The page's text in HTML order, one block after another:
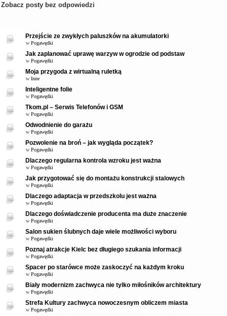
Zobacz posty bez odpowiedzi
Przejście ze zwykłych paluszków na akumulatorki
w Pogawędki
Jak zaplanować uprawę warzyw w ogrodzie od podstaw
w Pogawędki
Moja przygoda z wirtualną ruletką
w Inne
Inteligentne folie
w Pogawędki
Tkom.pl – Serwis Telefonów i GSM
w Pogawędki
Odwodnienie do garażu
w Pogawędki
Pozwolenie na broń – jak wygląda początek?
w Pogawędki
Dlaczego regularna kontrola wzroku jest ważna
w Pogawędki
Jak przygotować się do montażu konstrukcji stalowych
w Pogawędki
Dlaczego adaptacja w przedszkolu jest ważna
w Pogawędki
Dlaczego doświadczenie producenta ma duże znaczenie
w Pogawędki
Salon sukien ślubnych daje wiele możliwości wyboru
w Pogawędki
Poznaj atrakcje Kielc bez długiego szukania informacji
w Pogawędki
Spacer po starówce może zaskoczyć na każdym kroku
w Pogawędki
Biały modernizm zachwyca nie tylko miłośników architektury
w Pogawędki
Strefa Kultury zachwyca nowoczesnym obliczem miasta
w Pogawędki